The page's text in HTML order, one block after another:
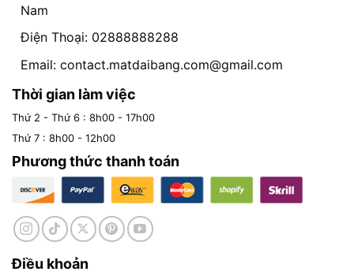
Nam
Điện Thoại: 02888888288
Email: contact.matdaibang.com@gmail.com
Thời gian làm việc
Thứ 2 - Thứ 6 : 8h00 - 17h00
Thứ 7 : 8h00 - 12h00
Phương thức thanh toán
Điều khoản